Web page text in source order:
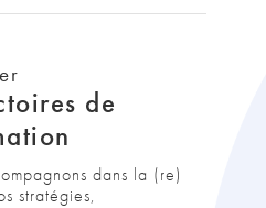
de
dans la (re)
stratégies,